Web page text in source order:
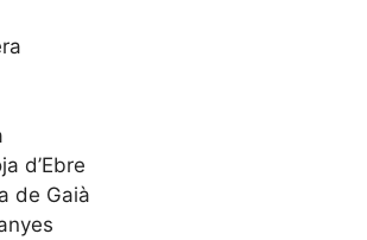
d’Ebre
de Gaià